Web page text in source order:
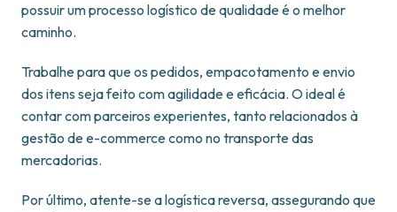
possuir um processo logístico de qualidade é o melhor
caminho.
Trabalhe para que os pedidos, empacotamento e envio
dos itens seja feito com agilidade e eficácia. O ideal é
contar com parceiros experientes, tanto relacionados à
gestão de e-commerce como no transporte das
mercadorias.
Por último, atente-se a logística reversa, assegurando que